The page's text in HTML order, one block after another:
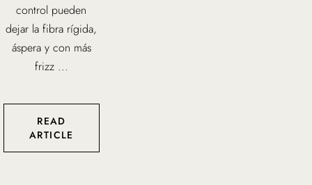
control pueden
dejar la fibra rígida,
áspera y con más
frizz ...
READ
ARTICLE